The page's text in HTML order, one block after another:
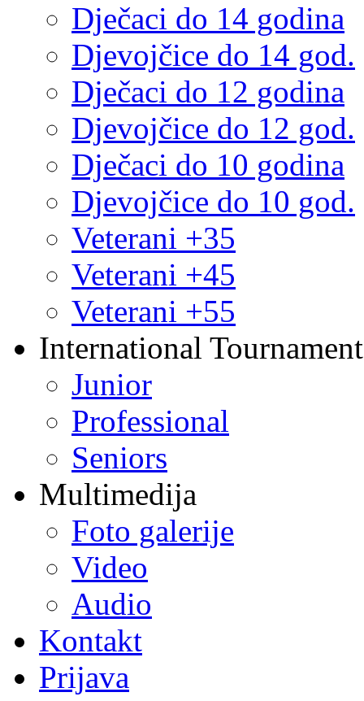
Dječaci do 14 godina
Djevojčice do 14 god.
Dječaci do 12 godina
Djevojčice do 12 god.
Dječaci do 10 godina
Djevojčice do 10 god.
Veterani +35
Veterani +45
Veterani +55
International
Junior
Professional
Seniors
Multimedija
Foto galerije
Video
Audio
Kontakt
Prijava